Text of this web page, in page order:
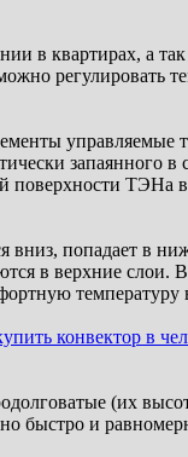
в квартирах, а
регулировать
управляемые
запаянного
поверхности ТЭНа
вниз, попадает в
в верхние слои.
конвектор в
(их
быстро и